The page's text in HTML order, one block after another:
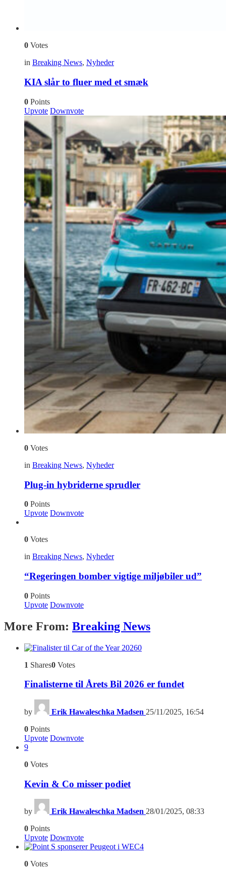
0 Votes
in Breaking News, Nyheder
KIA slår to fluer med et smæk
0 Points
Upvote Downvote
0 Votes
in Breaking News, Nyheder
Plug-in hybriderne sprudler
0 Points
Upvote Downvote
0 Votes
in Breaking News, Nyheder
“Regeringen bomber vigtige miljøbiler ud”
0 Points
Upvote Downvote
More From: Breaking News
0
1 Shares0 Votes
Finalisterne til Årets Bil 2026 er fundet
by Erik Hawaleschka Madsen 25/11/2025, 16:54
0 Points
Upvote Downvote
9
0 Votes
Kevin & Co misser podiet
by Erik Hawaleschka Madsen 28/01/2025, 08:33
0 Points
Upvote Downvote
4
0 Votes